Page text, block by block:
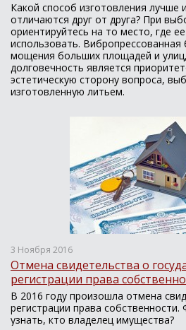
Какой способ изготовления лучше
отличаются друг от друга? При
ориентируйтесь на то место, где
использовать.
мощения больших площадей и
долговечность является
эстетическую сторону вопроса,
изготовленную литьем.
3 Ноября 2016
Отмена свидетельства о
регистрации права
В 2016 году произошла отмена
регистрации права собственности.
узнать, кто владелец имущества?